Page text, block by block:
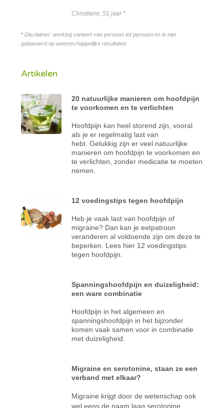
Christiane, 51 jaar *
* Disclaimer: werking varieert van persoon tot persoon en is niet
gebaseerd op wetenschappelijke resultaten.
Artikelen
20 natuurlijke manieren om hoofdpijn
te voorkomen en te verlichten
Hoofdpijn kan heel storend zijn, vooral
als je er regelmatig last van
hebt. Gelukkig zijn er veel natuurlijke
manieren om hoofdpijn te voorkomen en
te verlichten, zonder medicatie te moeten
nemen.
12 voedingstips tegen hoofdpijn
Heb je vaak last van hoofdpijn of
migraine? Dan kan je eetpatroon
veranderen al voldoende zijn om deze te
beperken. Lees hier 12 voedingstips
tegen hoofdpijn.
Spanningshoofdpijn en duizeligheid:
een ware combinatie
Hoofdpijn in het algemeen en
spanningshoofdpijn in het bijzonder
komen vaak samen voor in combinatie
met duizeligheid.
Migraine en serotonine, staan ze een
verband met elkaar?
Migraine krijgt door de wetenschap ook
wel eens de naam laag serotonine